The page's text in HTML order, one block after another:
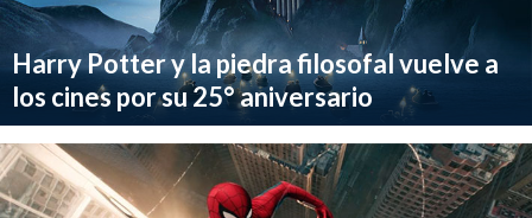
Harry Potter y la piedra filosofal vuelve a
los cines por su 25° aniversario